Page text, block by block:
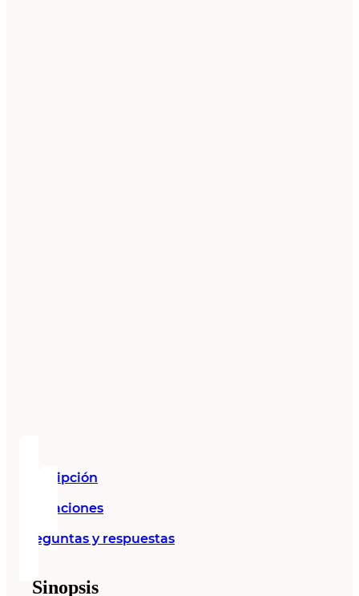
Descripción
Valoraciones
Preguntas y respuestas
Sinopsis